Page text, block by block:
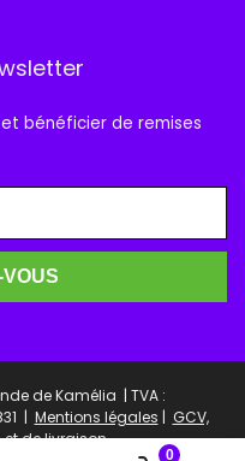
0
bénéficier de remises
de Kamélia | TVA :
| Mentions légales | GCV,
de livraison